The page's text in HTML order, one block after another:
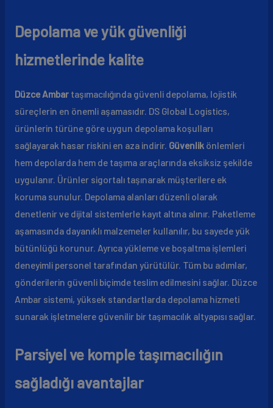
Depolama ve yük güvenliği
hizmetlerinde kalite
Düzce Ambartaşımacılığında güvenli depolama, lojistik
süreçlerin en önemli aşamasıdır. DS Global Logistics,
ürünlerin türüne göre uygun depolama koşulları
sağlayarak hasar riskini en aza indirir. Güvenlikönlemleri
hem depolarda hem de taşıma araçlarında eksiksiz şekilde
uygulanır. Ürünler sigortalı taşınarak müşterilere ek
koruma sunulur. Depolama alanları düzenli olarak
denetlenir ve dijital sistemlerle kayıt altına alınır. Paketleme
aşamasında dayanıklı malzemeler kullanılır, bu sayede yük
bütünlüğü korunur. Ayrıca yükleme ve boşaltma işlemleri
deneyimli personel tarafından yürütülür. Tüm bu adımlar,
gönderilerin güvenli biçimde teslim edilmesini sağlar. Düzce
Ambar sistemi, yüksek standartlarda depolama hizmeti
sunarak işletmelere güvenilir bir taşımacılık altyapısı sağlar.
Parsiyel ve komple taşımacılığın
sağladığı avantajlar